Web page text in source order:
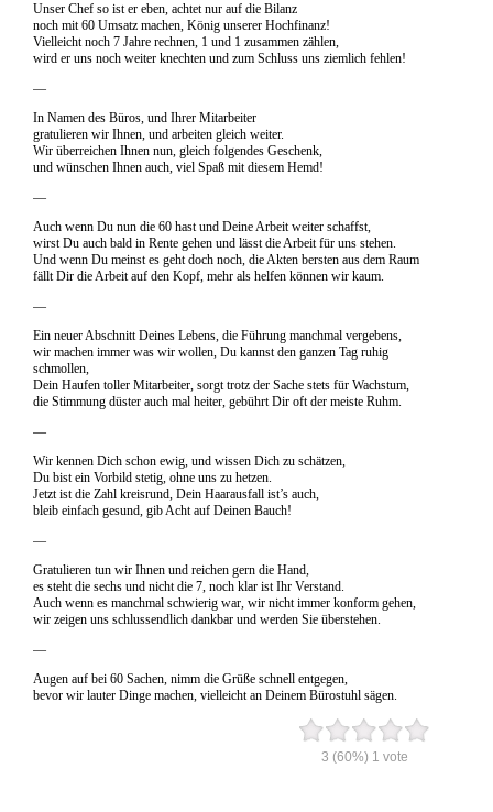
Unser Chef so ist er eben, achtet nur auf die Bilanz
noch mit 60 Umsatz machen, König unserer Hochfinanz!
Vielleicht noch 7 Jahre rechnen, 1 und 1 zusammen zählen,
wird er uns noch weiter knechten und zum Schluss uns ziemlich fehlen!
—
In Namen des Büros, und Ihrer Mitarbeiter
gratulieren wir Ihnen, und arbeiten gleich weiter.
Wir überreichen Ihnen nun, gleich folgendes Geschenk,
und wünschen Ihnen auch, viel Spaß mit diesem Hemd!
—
Auch wenn Du nun die 60 hast und Deine Arbeit weiter schaffst,
wirst Du auch bald in Rente gehen und lässt die Arbeit für uns stehen.
Und wenn Du meinst es geht doch noch, die Akten bersten aus dem Raum
fällt Dir die Arbeit auf den Kopf, mehr als helfen können wir kaum.
—
Ein neuer Abschnitt Deines Lebens, die Führung manchmal vergebens,
wir machen immer was wir wollen, Du kannst den ganzen Tag ruhig
schmollen,
Dein Haufen toller Mitarbeiter, sorgt trotz der Sache stets für Wachstum,
die Stimmung düster auch mal heiter, gebührt Dir oft der meiste Ruhm.
—
Wir kennen Dich schon ewig, und wissen Dich zu schätzen,
Du bist ein Vorbild stetig, ohne uns zu hetzen.
Jetzt ist die Zahl kreisrund, Dein Haarausfall ist’s auch,
bleib einfach gesund, gib Acht auf Deinen Bauch!
—
Gratulieren tun wir Ihnen und reichen gern die Hand,
es steht die sechs und nicht die 7, noch klar ist Ihr Verstand.
Auch wenn es manchmal schwierig war, wir nicht immer konform gehen,
wir zeigen uns schlussendlich dankbar und werden Sie überstehen.
—
Augen auf bei 60 Sachen, nimm die Grüße schnell entgegen,
bevor wir lauter Dinge machen, vielleicht an Deinem Bürostuhl sägen.
3 (60%) 1 vote